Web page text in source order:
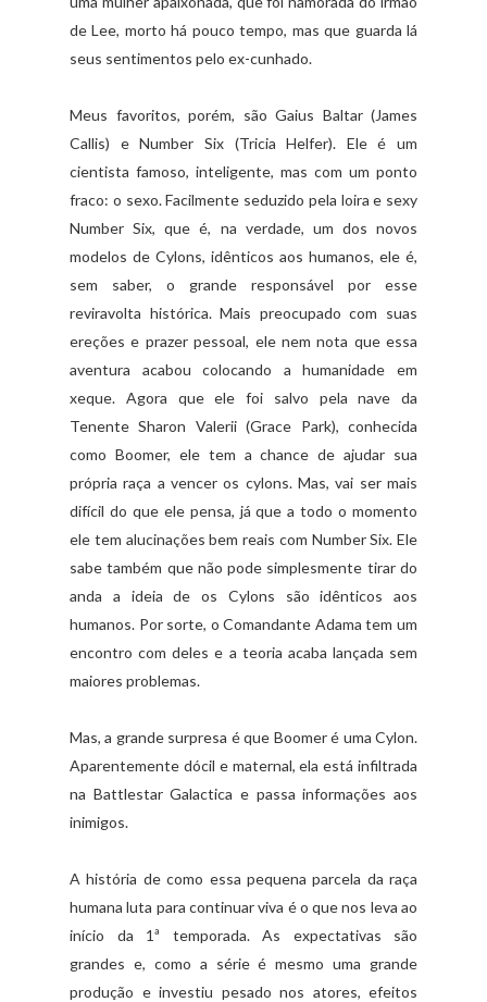
de Lee, morto há pouco tempo, mas que guarda lá
seus sentimentos pelo ex-cunhado.
Meus favoritos, porém, são Gaius Baltar (James
Callis) e Number Six (Tricia Helfer). Ele é um
cientista famoso, inteligente, mas com um ponto
fraco: o sexo. Facilmente seduzido pela loira e sexy
Number Six, que é, na verdade, um dos novos
modelos de Cylons, idênticos aos humanos, ele é,
sem saber, o grande responsável por esse
reviravolta histórica. Mais preocupado com suas
ereções e prazer pessoal, ele nem nota que essa
aventura acabou colocando a humanidade em
xeque. Agora que ele foi salvo pela nave da
Tenente Sharon Valerii (Grace Park), conhecida
como Boomer, ele tem a chance de ajudar sua
própria raça a vencer os cylons. Mas, vai ser mais
difícil do que ele pensa, já que a todo o momento
ele tem alucinações bem reais com Number Six. Ele
sabe também que não pode simplesmente tirar do
anda a ideia de os Cylons são idênticos aos
humanos. Por sorte, o Comandante Adama tem um
encontro com deles e a teoria acaba lançada sem
maiores problemas.
Mas, a grande surpresa é que Boomer é uma Cylon.
Aparentemente dócil e maternal, ela está infiltrada
na Battlestar Galactica e passa informações aos
inimigos.
A história de como essa pequena parcela da raça
humana luta para continuar viva é o que nos leva ao
início da 1ª temporada. As expectativas são
grandes e, como a série é mesmo uma grande
produção e investiu pesado nos atores, efeitos